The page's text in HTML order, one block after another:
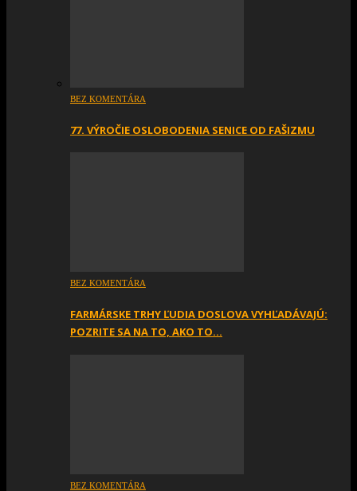
BEZ KOMENTÁRA
77. VÝROČIE OSLOBODENIA SENICE OD FAŠIZMU
BEZ KOMENTÁRA
FARMÁRSKE TRHY ĽUDIA DOSLOVA VYHĽADÁVAJÚ:
POZRITE SA NA TO, AKO TO…
BEZ KOMENTÁRA